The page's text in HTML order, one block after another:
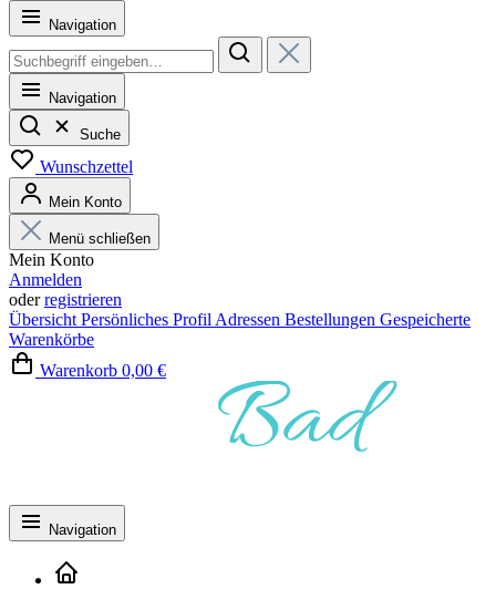
Navigation
Navigation
Suche
Wunschzettel
Mein Konto
Menü schließen
Mein Konto
Anmelden
oderregistrieren
Übersicht Persönliches Profil Adressen Bestellungen Gespeicherte
Warenkörbe
Warenkorb 0,00 €
Navigation